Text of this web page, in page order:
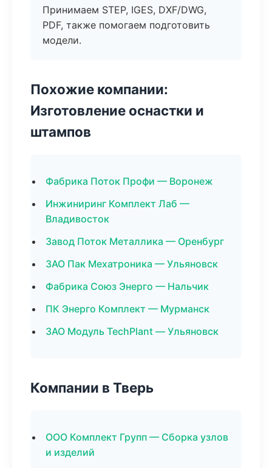
Принимаем STEP, IGES, DXF/DWG,
PDF, также помогаем подготовить
модели.
Похожие компании:
Изготовление оснастки и
штампов
Фабрика Поток Профи — Воронеж
Инжиниринг Комплект Лаб —
Владивосток
Завод Поток Металлика — Оренбург
ЗАО Пак Мехатроника — Ульяновск
Фабрика Союз Энерго — Нальчик
ПК Энерго Комплект — Мурманск
ЗАО Модуль TechPlant — Ульяновск
Компании в Тверь
ООО Комплект Групп — Сборка узлов
и изделий